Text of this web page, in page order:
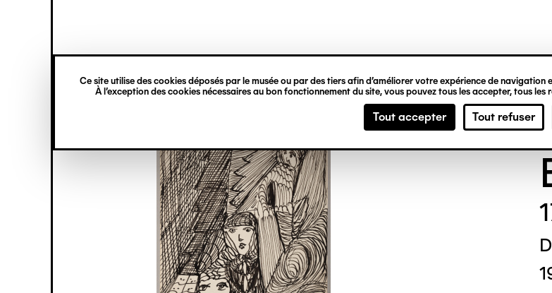
Ce site utilise des cookies déposés par le musée ou par des tiers afin d’améliorer votre expérience de navigation
À l’exception des cookies nécessaires au bon fonctionnement du site, vous pouvez tous les accepter, tous les
Tout accepter Tout refuser
principal
verticale